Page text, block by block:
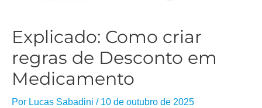
Explicado: Como criar
regras de Desconto em
Medicamento
Por Lucas Sabadini / 10 de outubro de 2025